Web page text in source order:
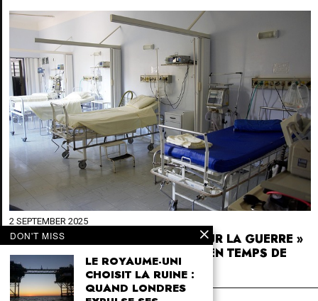
2 SEPTEMBER 2025
HÔPITAUX FRANÇAIS « PRÊTS POUR LA GUERRE »
? DÉJÀ INCAPABLES DE SOIGNER EN TEMPS DE
PAIX
DON'T MISS
LE ROYAUME-UNI
CHOISIT LA RUINE :
QUAND LONDRES